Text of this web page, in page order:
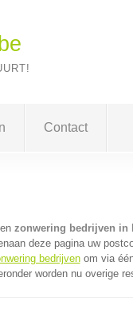
Contact
zonwering bedrijven in
deze pagina uw
bedrijvenom via
worden nu overige